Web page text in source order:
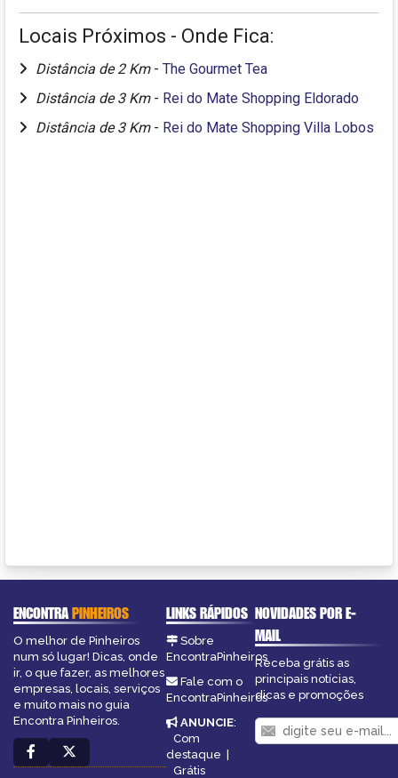
Locais Próximos - Onde Fica:
Distância de 2 Km - The Gourmet Tea
Distância de 3 Km - Rei do Mate Shopping Eldorado
Distância de 3 Km - Rei do Mate Shopping Villa Lobos
ENCONTRAPINHEIROS
O melhor de Pinheiros
num só lugar! Dicas, onde
ir, o que fazer, as melhores
empresas, locais, serviços
e muito mais no guia
Encontra Pinheiros.
LINKS RÁPIDOS
Sobre
EncontraPinheiros
Fale com o
EncontraPinheiros
ANUNCIE:
Com
destaque |
Grátis
NOVIDADES POR E-
MAIL
Receba grátis as
principais notícias,
dicas e promoções